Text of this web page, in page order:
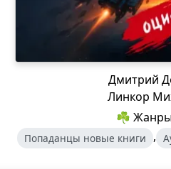
Дмитрий
Линкор
☘ Жанры
Попаданцы новые книги ,